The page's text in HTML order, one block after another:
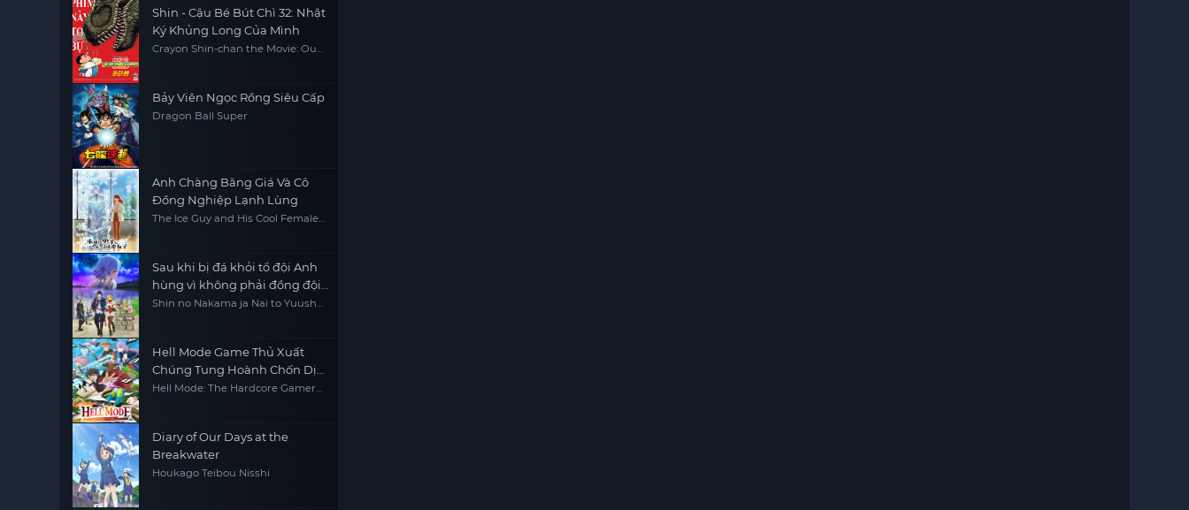
Shin - Cậu Bé Bút Chì 32: Nhật
Ký Khủng Long Của Mình
Crayon Shin-chan the Movie: Our
Bảy Viên Ngọc Rồng Siêu Cấp
Dragon Ball Super
Anh Chàng Băng Giá Và Cô
Đồng Nghiệp Lạnh Lùng
The Ice Guy and His Cool Female
Sau khi bị đá khỏi tổ đội Anh
hùng vì không phải đồng đội
thực sự của họ, tôi quyết định
Shin no Nakama ja Nai to Yuusha
the Hero's Party, I Decided to Live
Hell Mode Game Thủ Xuất
Chúng Tung Hoành Chốn Dị
Giới Hỗn Nguyên
Hell Mode: The Hardcore Gamer
Diary of Our Days at the
Breakwater
Houkago Teibou Nisshi